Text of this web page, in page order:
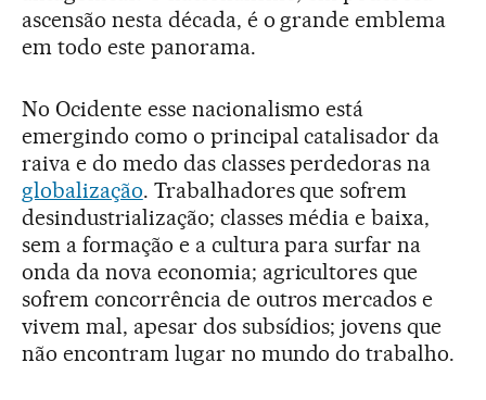
ascensão nesta década, é o grande emblema
em todo este panorama.
No Ocidente esse nacionalismo está
emergindo como o principal catalisador da
raiva e do medo das classes perdedoras na
globalização. Trabalhadores que sofrem
desindustrialização; classes média e baixa,
sem a formação e a cultura para surfar na
onda da nova economia; agricultores que
sofrem concorrência de outros mercados e
vivem mal, apesar dos subsídios; jovens que
não encontram lugar no mundo do trabalho.